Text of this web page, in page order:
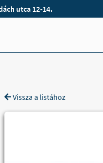
utca 12-14.
Vissza a listához